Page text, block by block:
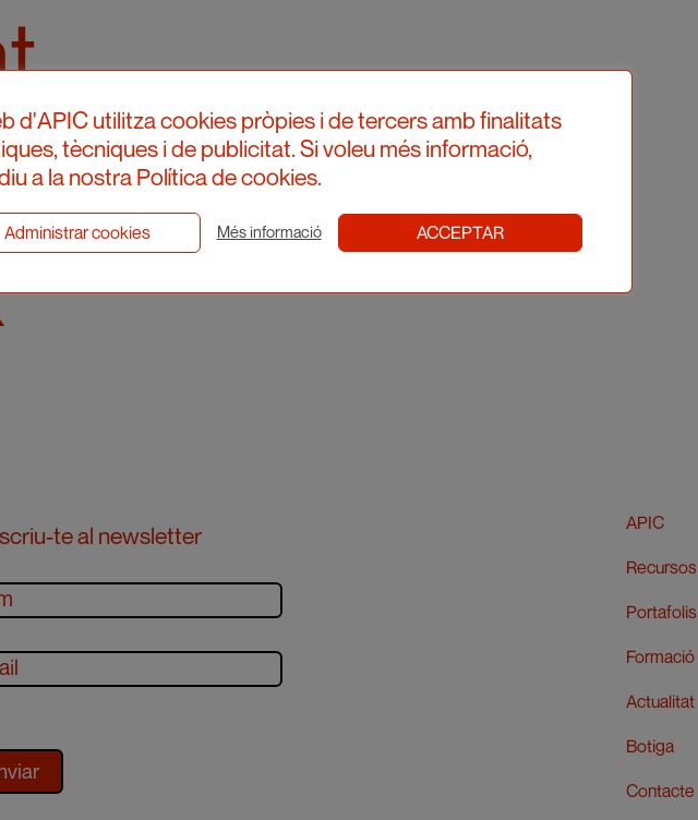
Rocket
te al newsletter APIC
Recursos
Portafolis
Formació
Actualitat
Botiga
Contacte
d'APIC utilitza cookies pròpies i de tercers amb finalitats
tècniques i de publicitat. Si voleu més informació,
a la nostra Política de cookies.
Administrar cookies Més informació ACCEPTAR